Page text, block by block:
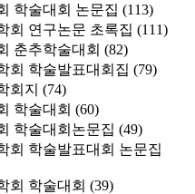
학술대회 논문집 (113)
회 연구논문 초록집 (111)
춘추학술대회 (82)
회 학술발표대회집 (79)
회지 (74)
학술대회 (60)
학술대회논문집 (49)
회 학술발표대회 논문집
회 학술대회 (39)